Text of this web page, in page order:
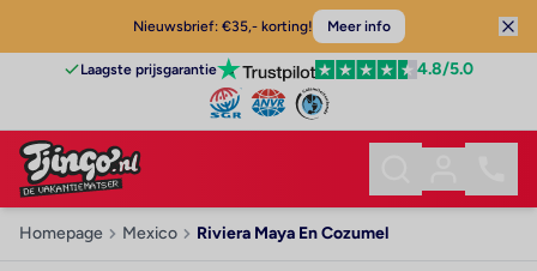
Nieuwsbrief: €35,- korting! Meer info
Laagste prijsgarantie 4.8/5.0
Homepage Mexico Riviera Maya En Cozumel